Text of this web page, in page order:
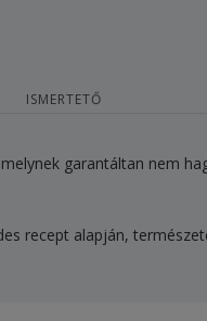
ISMERTETŐ
garantáltan nem
recept alapján,